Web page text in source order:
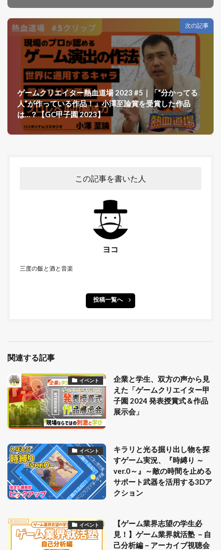
次の記事
ゲームクリエイター熱血道場 2023 #5｜「“分かってる
人”が作っている作品！」小澤至論賞を受賞した作品
は…？【GC甲子園 2023】
この記事を書いた人
ヨコ
三度の飯と酒と音楽
投稿一覧へ
関連する記事
イベント
企業と学生、双方の声から見
えた「ゲームクリエイター甲
子園 2024 発表授賞式＆作品
展示会」
イベント
キラリと光る掘り出し物を探
すゲーム実況、『時縛り ～
ver.0～』～敵の時間を止める
サポート武器を活用する3Dア
クション
イベント
【ゲーム業界志望の学生必
見！】ゲーム業界就活塾 －自
己分析編－アーカイブ視聴会